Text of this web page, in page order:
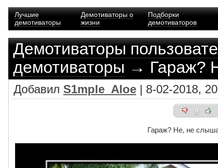
Лучшие
демотиваторы
Демотиваторы о
жизни
Подборки
демотиваторов
Демотиваторы
демотиваторы → Гараж?
Добавил S1mple_Aloe | 8-02-2018,
0
Гараж? Не, не